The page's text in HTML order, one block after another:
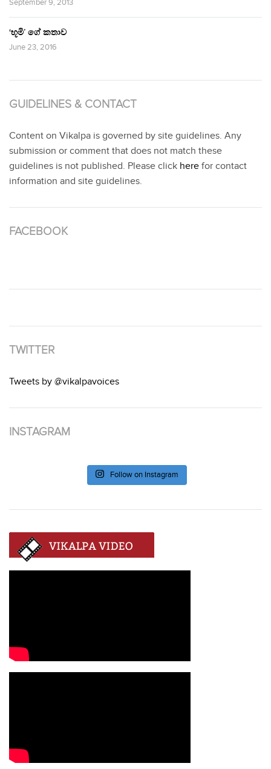
September 9, 2013
‘භූමි’ ගේ කතාව
June 23, 2016
GUIDELINES & CONTACT
Content on Vikalpa is governed by site guidelines. Any
submission or comment that does not match these
guidelines is not published. Please click here for contact
information and site guidelines.
FACEBOOK
TWITTER
Tweets by @vikalpavoices
INSTAGRAM
Follow on Instagram